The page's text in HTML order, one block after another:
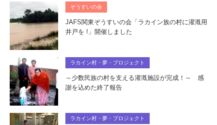
ぞうすいの会
JAFS関東ぞうすいの会「ラカイン族の村に灌漑用
井戸を !」開催しました
ラカイン村・夢・プロジェクト
～少数民族の村を支える灌漑施設が完成！～ 感
謝を込めた終了報告
ラカイン村・夢・プロジェクト